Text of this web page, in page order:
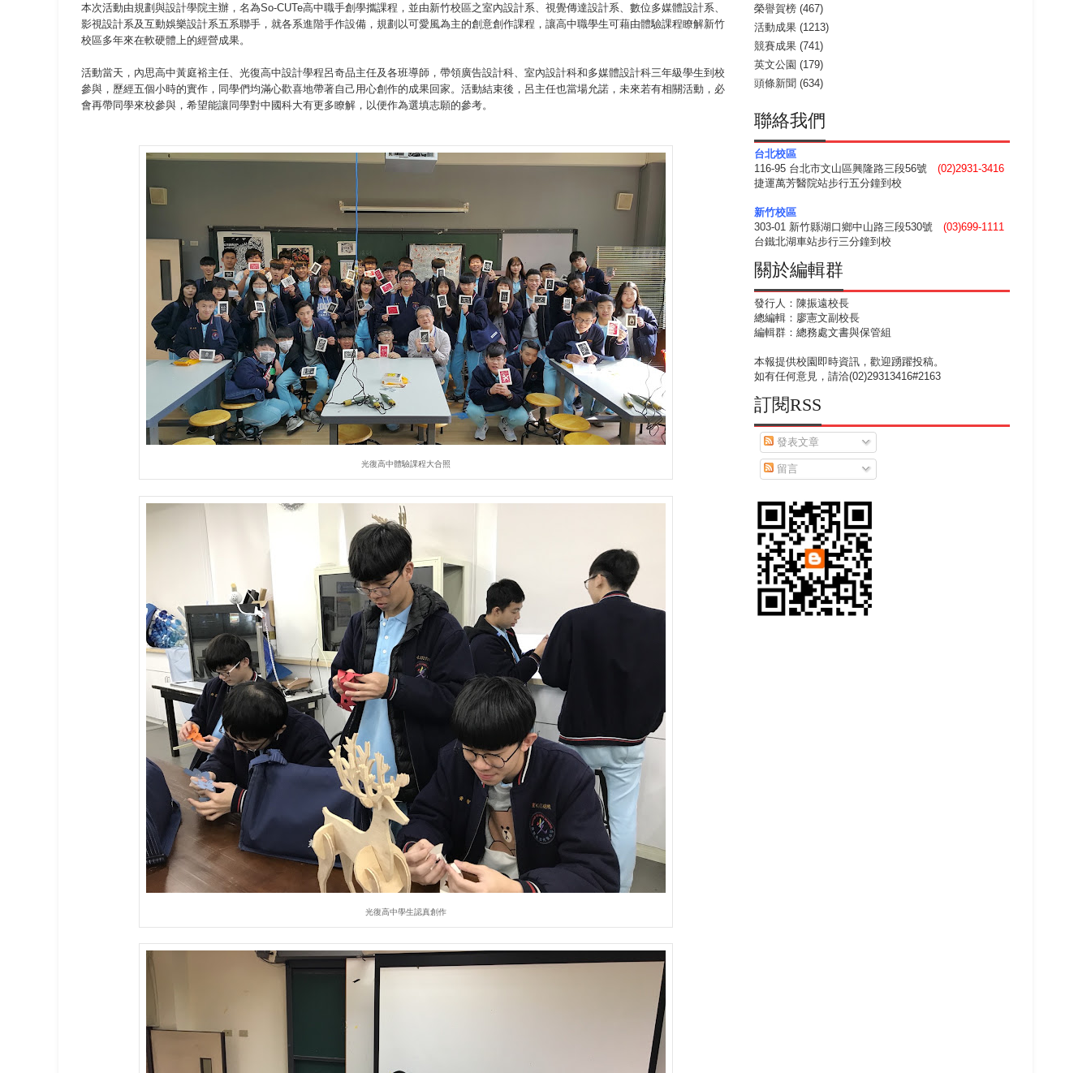
本次活動由規劃與設計學院主辦，名為So-CUTe高中職手創學攜課程，並由新竹校區之室內設計系、視覺傳達設計系、數位多媒體設計系、
影視設計系及互動娛樂設計系五系聯手，就各系進階手作設備，規劃以可愛風為主的創意創作課程，讓高中職學生可藉由體驗課程瞭解新竹
校區多年來在軟硬體上的經營成果。
活動當天，內思高中黃庭裕主任、光復高中設計學程呂奇品主任及各班導師，帶領廣告設計科、室內設計科和多媒體設計科三年級學生到校
參與，歷經五個小時的實作，同學們均滿心歡喜地帶著自己用心創作的成果回家。活動結束後，呂主任也當場允諾，未來若有相關活動，必
會再帶同學來校參與，希望能讓同學對中國科大有更多瞭解，以便作為選填志願的參考。
光復高中體驗課程大合照
光復高中學生認真創作
榮譽賀榜 (467)
活動成果 (1213)
競賽成果 (741)
英文公園 (179)
頭條新聞 (634)
聯絡我們
台北校區
116-95 台北市文山區興隆路三段56號 (02)2931-3416
捷運萬芳醫院站步行五分鐘到校
新竹校區
303-01 新竹縣湖口鄉中山路三段530號 (03)699-1111
台鐵北湖車站步行三分鐘到校
關於編輯群
發行人：陳振遠校長
總編輯：廖憲文副校長
編輯群：總務處文書與保管組
本報提供校園即時資訊，歡迎踴躍投稿。
如有任何意見，請洽(02)29313416#2163
訂閱RSS
發表文章
留言